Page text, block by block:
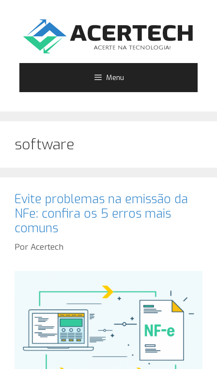
conteúdo
Menu
software
Evite problemas na emissão da
NFe​: confira os 5 erros mais
comuns
Por Acertech